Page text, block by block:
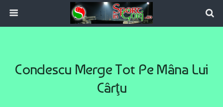
Condescu Merge Tot Pe Mâna Lui
Cârţu